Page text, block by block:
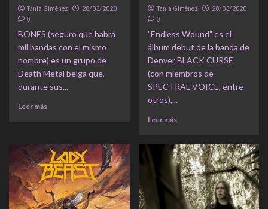
Tania Giménez 28/03/2020
0
BONES (seguro que habrá
mil bandas con el mismo
nombre) es un grupo de
Death Metal belga que,
durante sus...
Leer más
Tania Giménez 28/03/2020
0
"Endless Wound" es el
álbum debut de la banda de
Denver BLACK CURSE
(con miembros de
SPECTRAL VOICE, entre
otros),...
Leer más